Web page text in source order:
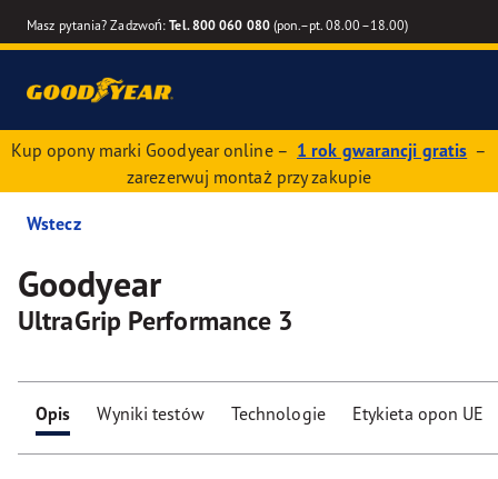
Masz pytania? Zadzwoń:Tel. 800 060 080(pon.–pt. 08.00–18.00)
Kup opony marki Goodyear online – 1 rok gwarancji gratis –
zarezerwuj montaż przy zakupie
Wstecz
Goodyear
UltraGrip Performance 3
Opis Wyniki testów Technologie Etykieta opon UE